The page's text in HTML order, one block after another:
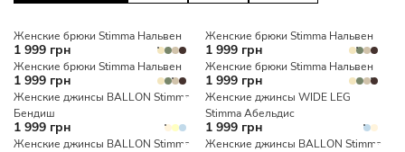
Женские брюки Stimma Нальвен
1 999 грн
Женские брюки Stimma Нальвен
1 999 грн
Женские брюки Stimma Нальвен
1 999 грн
Женские брюки Stimma Нальвен
1 999 грн
Женские джинсы BALLON Stimma
Бендиш
1 999 грн
Женские джинсы WIDE LEG
Stimma Абельдис
1 999 грн
Женские джинсы BALLON Stimma
Женские джинсы BALLON Stimma